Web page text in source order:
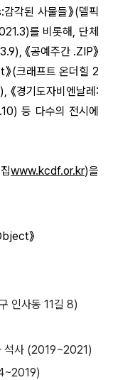
각된 사물들》(델픽
를 비롯해, 단체
《공예주간 .ZIP》
(크래프트 온더힐 2
경기도자비엔날레:
등 다수의 전시에
www.kcdf.or.kr)을
》
인사동 11길 8)
석사 (2019~2021)